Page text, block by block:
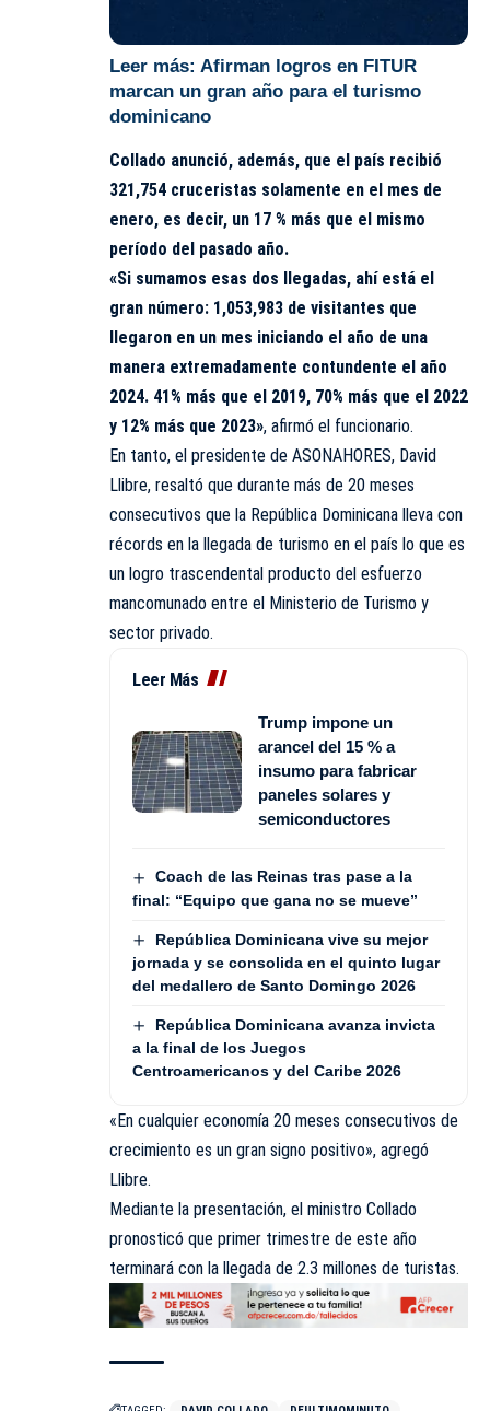
Leer más: Afirman logros en FITUR
marcan un gran año para el turismo
dominicano
Collado anunció, además, que el país recibió
321,754 cruceristas solamente en el mes de
enero, es decir, un 17 % más que el mismo
período del pasado año.
«Si sumamos esas dos llegadas, ahí está el
gran número: 1,053,983 de visitantes que
llegaron en un mes iniciando el año de una
manera extremadamente contundente el año
2024. 41% más que el 2019, 70% más que el 2022
y 12% más que 2023», afirmó el funcionario.
En tanto, el presidente de ASONAHORES, David
Llibre, resaltó que durante más de 20 meses
consecutivos que la República Dominicana lleva con
récords en la llegada de turismo en el país lo que es
un logro trascendental producto del esfuerzo
mancomunado entre el Ministerio de Turismo y
sector privado.
Leer Más
Trump impone un
arancel del 15 % a
insumo para fabricar
paneles solares y
semiconductores
Coach de las Reinas tras pase a la
final: “Equipo que gana no se mueve”
República Dominicana vive su mejor
jornada y se consolida en el quinto lugar
del medallero de Santo Domingo 2026
República Dominicana avanza invicta
a la final de los Juegos
Centroamericanos y del Caribe 2026
«En cualquier economía 20 meses consecutivos de
crecimiento es un gran signo positivo», agregó
Llibre.
Mediante la presentación, el ministro Collado
pronosticó que primer trimestre de este año
terminará con la llegada de 2.3 millones de turistas.